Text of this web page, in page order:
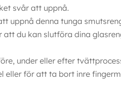
svår att uppnå.
uppnå denna tunga
du kan slutföra dina
under eller efter
för att ta bort inre